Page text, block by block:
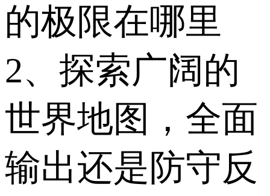
的极限在哪里
2、探索广阔的
世界地图，全面
输出还是防守反